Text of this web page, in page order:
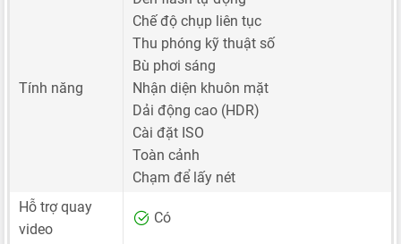
Tính năng
Chế độ chụp liên tục
Thu phóng kỹ thuật số
Bù phơi sáng
Nhận diện khuôn mặt
Dải động cao (HDR)
Cài đặt ISO
Toàn cảnh
Chạm để lấy nét
Hỗ trợ quay
video
Có